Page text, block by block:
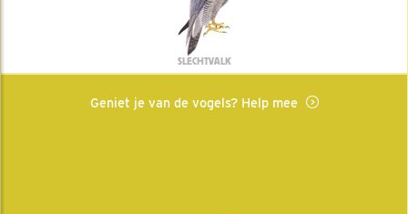
SLECHTVALK
Geniet je van de vogels? Help mee